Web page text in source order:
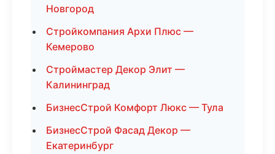
Новгород
Стройкомпания Архи Плюс —
Кемерово
Строймастер Декор Элит —
Калининград
БизнесСтрой Комфорт Люкс — Тула
БизнесСтрой Фасад Декор —
Екатеринбург